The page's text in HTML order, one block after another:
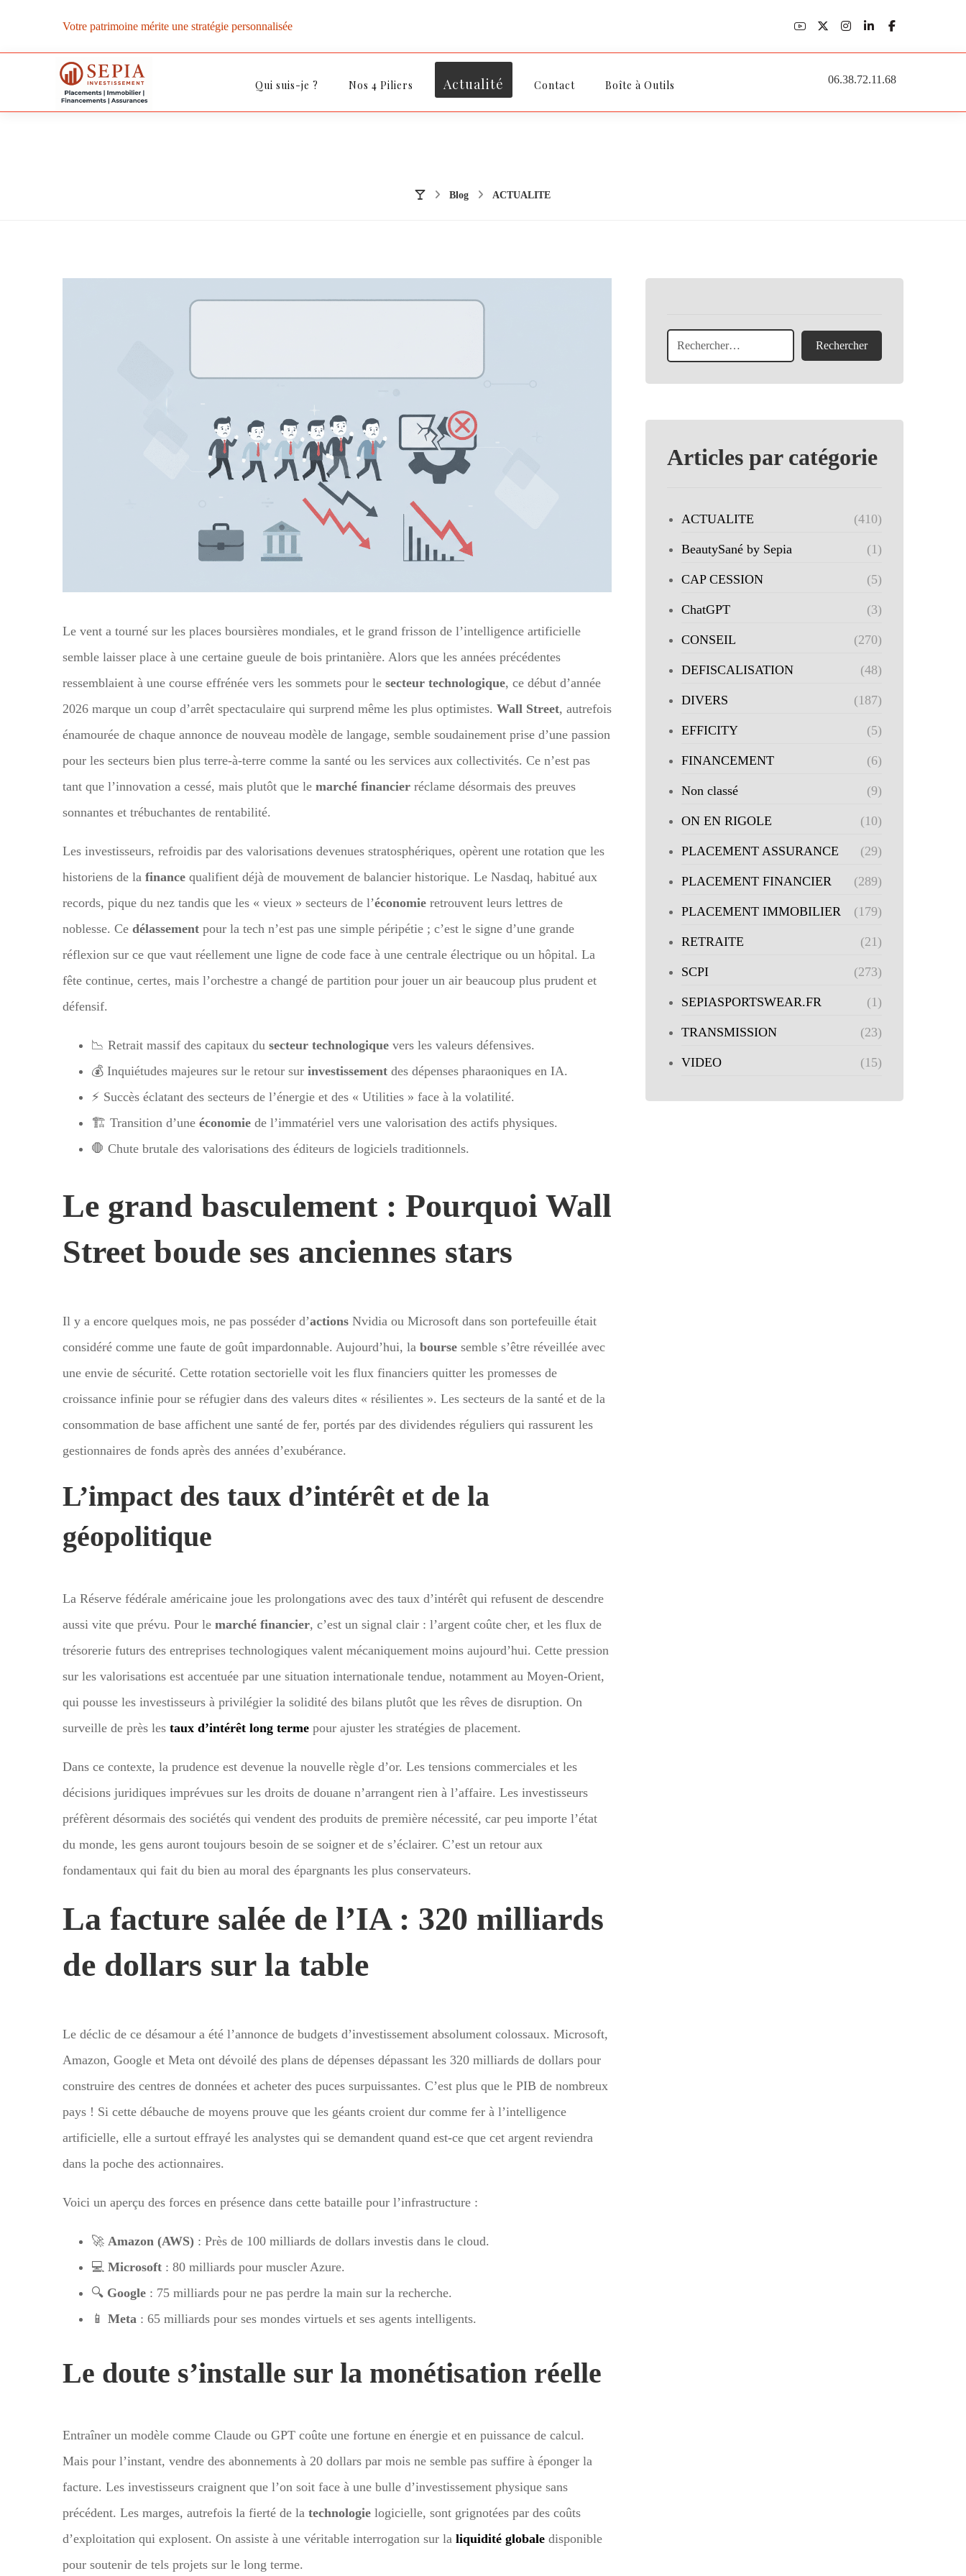
Votre patrimoine mérite une stratégie personnalisée
Qui suis-je ? Nos 4 Piliers Actualité Contact Boîte à Outils 06.38.72.11.68
Blog ACTUALITE
Le vent a tourné sur les places boursières mondiales, et le grand frisson de l’intelligence artificielle
semble laisser place à une certaine gueule de bois printanière. Alors que les années précédentes
ressemblaient à une course effrénée vers les sommets pour le secteur technologique, ce début d’année
2026 marque un coup d’arrêt spectaculaire qui surprend même les plus optimistes. Wall Street, autrefois
énamourée de chaque annonce de nouveau modèle de langage, semble soudainement prise d’une passion
pour les secteurs bien plus terre-à-terre comme la santé ou les services aux collectivités. Ce n’est pas
tant que l’innovation a cessé, mais plutôt que le marché financier réclame désormais des preuves
sonnantes et trébuchantes de rentabilité.
Les investisseurs, refroidis par des valorisations devenues stratosphériques, opèrent une rotation que les
historiens de la finance qualifient déjà de mouvement de balancier historique. Le Nasdaq, habitué aux
records, pique du nez tandis que les « vieux » secteurs de l’économie retrouvent leurs lettres de
noblesse. Ce délassement pour la tech n’est pas une simple péripétie ; c’est le signe d’une grande
réflexion sur ce que vaut réellement une ligne de code face à une centrale électrique ou un hôpital. La
fête continue, certes, mais l’orchestre a changé de partition pour jouer un air beaucoup plus prudent et
défensif.
📉 Retrait massif des capitaux du secteur technologique vers les valeurs défensives.
💰 Inquiétudes majeures sur le retour sur investissement des dépenses pharaoniques en IA.
⚡ Succès éclatant des secteurs de l’énergie et des « Utilities » face à la volatilité.
🏗️ Transition d’une économie de l’immatériel vers une valorisation des actifs physiques.
🛑 Chute brutale des valorisations des éditeurs de logiciels traditionnels.
Le grand basculement : Pourquoi Wall
Street boude ses anciennes stars
Il y a encore quelques mois, ne pas posséder d’actions Nvidia ou Microsoft dans son portefeuille était
considéré comme une faute de goût impardonnable. Aujourd’hui, la bourse semble s’être réveillée avec
une envie de sécurité. Cette rotation sectorielle voit les flux financiers quitter les promesses de
croissance infinie pour se réfugier dans des valeurs dites « résilientes ». Les secteurs de la santé et de la
consommation de base affichent une santé de fer, portés par des dividendes réguliers qui rassurent les
gestionnaires de fonds après des années d’exubérance.
L’impact des taux d’intérêt et de la
géopolitique
La Réserve fédérale américaine joue les prolongations avec des taux d’intérêt qui refusent de descendre
aussi vite que prévu. Pour le marché financier, c’est un signal clair : l’argent coûte cher, et les flux de
trésorerie futurs des entreprises technologiques valent mécaniquement moins aujourd’hui. Cette pression
sur les valorisations est accentuée par une situation internationale tendue, notamment au Moyen-Orient,
qui pousse les investisseurs à privilégier la solidité des bilans plutôt que les rêves de disruption. On
surveille de près les taux d’intérêt long terme pour ajuster les stratégies de placement.
Dans ce contexte, la prudence est devenue la nouvelle règle d’or. Les tensions commerciales et les
décisions juridiques imprévues sur les droits de douane n’arrangent rien à l’affaire. Les investisseurs
préfèrent désormais des sociétés qui vendent des produits de première nécessité, car peu importe l’état
du monde, les gens auront toujours besoin de se soigner et de s’éclairer. C’est un retour aux
fondamentaux qui fait du bien au moral des épargnants les plus conservateurs.
La facture salée de l’IA : 320 milliards
de dollars sur la table
Le déclic de ce désamour a été l’annonce de budgets d’investissement absolument colossaux. Microsoft,
Amazon, Google et Meta ont dévoilé des plans de dépenses dépassant les 320 milliards de dollars pour
construire des centres de données et acheter des puces surpuissantes. C’est plus que le PIB de nombreux
pays ! Si cette débauche de moyens prouve que les géants croient dur comme fer à l’intelligence
artificielle, elle a surtout effrayé les analystes qui se demandent quand est-ce que cet argent reviendra
dans la poche des actionnaires.
Voici un aperçu des forces en présence dans cette bataille pour l’infrastructure :
🚀 Amazon (AWS) : Près de 100 milliards de dollars investis dans le cloud.
💻 Microsoft : 80 milliards pour muscler Azure.
🔍 Google : 75 milliards pour ne pas perdre la main sur la recherche.
📱 Meta : 65 milliards pour ses mondes virtuels et ses agents intelligents.
Le doute s’installe sur la monétisation réelle
Entraîner un modèle comme Claude ou GPT coûte une fortune en énergie et en puissance de calcul.
Mais pour l’instant, vendre des abonnements à 20 dollars par mois ne semble pas suffire à éponger la
facture. Les investisseurs craignent que l’on soit face à une bulle d’investissement physique sans
précédent. Les marges, autrefois la fierté de la technologie logicielle, sont grignotées par des coûts
d’exploitation qui explosent. On assiste à une véritable interrogation sur la liquidité globale disponible
pour soutenir de tels projets sur le long terme.
Articles par catégorie
ACTUALITE (410)
BeautySané by Sepia (1)
CAP CESSION (5)
ChatGPT (3)
CONSEIL (270)
DEFISCALISATION (48)
DIVERS (187)
EFFICITY (5)
FINANCEMENT (6)
Non classé (9)
ON EN RIGOLE (10)
PLACEMENT ASSURANCE (29)
PLACEMENT FINANCIER (289)
PLACEMENT IMMOBILIER (179)
RETRAITE (21)
SCPI (273)
SEPIASPORTSWEAR.FR (1)
TRANSMISSION (23)
VIDEO (15)